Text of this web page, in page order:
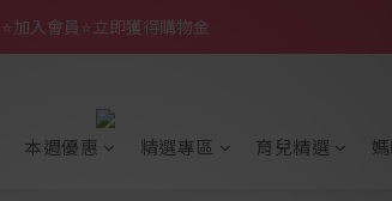
⭐加入會員⭐立即獲得購物金
本週優惠 精選專區 育兒精選